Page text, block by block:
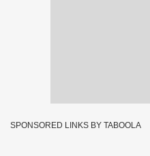
SPONSORED LINKS BY TABOOLA